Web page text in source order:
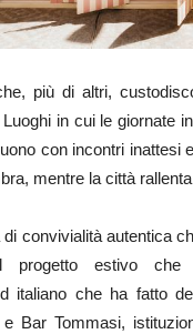
più di altri,
in cui le giornate
con incontri inattesi
mentre la città
di convivialità autentica
progetto estivo che
italiano che ha fatto
Bar Tommasi,